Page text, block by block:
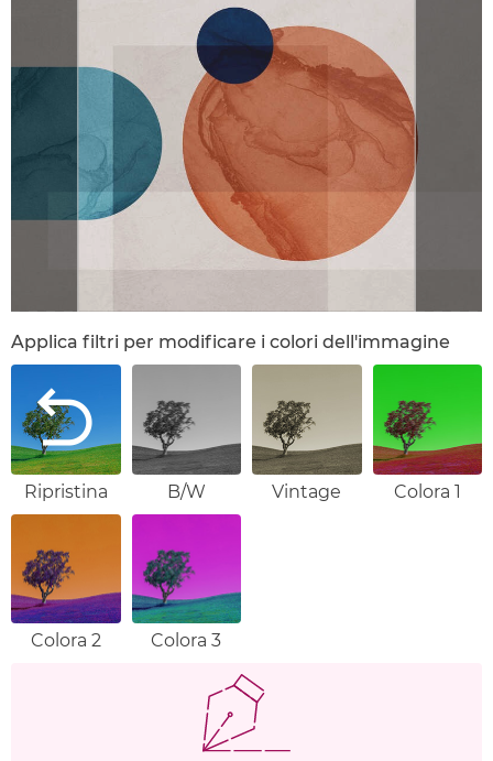
Applica filtri per modificare i colori dell'immagine
Ripristina B/W Vintage Colora 1
Colora 2 Colora 3